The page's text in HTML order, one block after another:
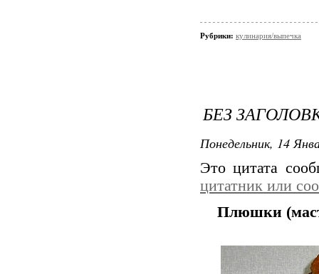
Рубрики: кулинария/выпечка
БЕЗ
Понедельник, 14
Это цитата
цитатник или
Плюшки